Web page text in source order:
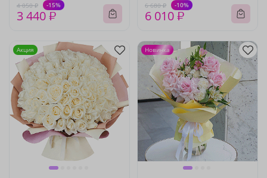
4 050 ₽ -15%
3 440 ₽
6 680 ₽ -10%
6 010 ₽
Акция Новинка